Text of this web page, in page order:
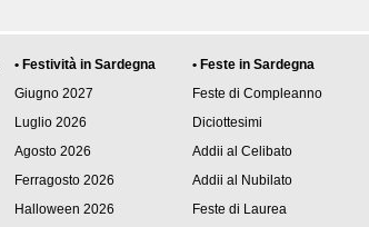
• Festività in Sardegna
Giugno 2027
Luglio 2026
Agosto 2026
Ferragosto 2026
Halloween 2026
• Feste in Sardegna
Feste di Compleanno
Diciottesimi
Addii al Celibato
Addii al Nubilato
Feste di Laurea